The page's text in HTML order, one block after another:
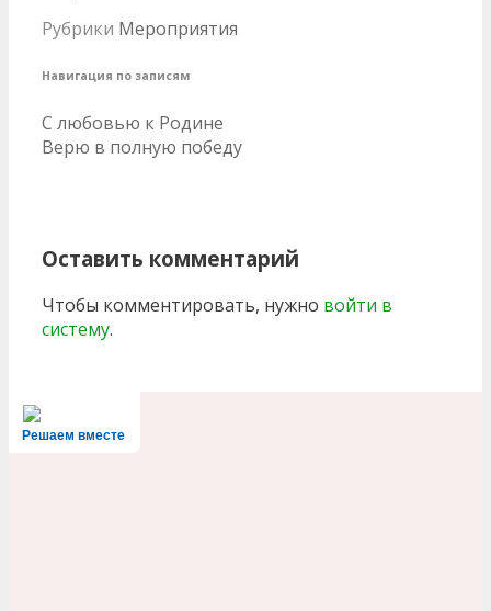
Рубрики Мероприятия
Навигация по записям
С любовью к Родине
Верю в полную победу
Оставить комментарий
Чтобы комментировать, нужно войти в
систему.
Решаем вместе